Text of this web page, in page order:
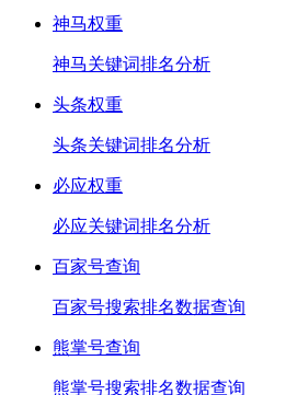
神马权重
神马关键词排名分析
头条权重
头条关键词排名分析
必应权重
必应关键词排名分析
百家号查询
百家号搜索排名数据查询
熊掌号查询
熊掌号搜索排名数据查询